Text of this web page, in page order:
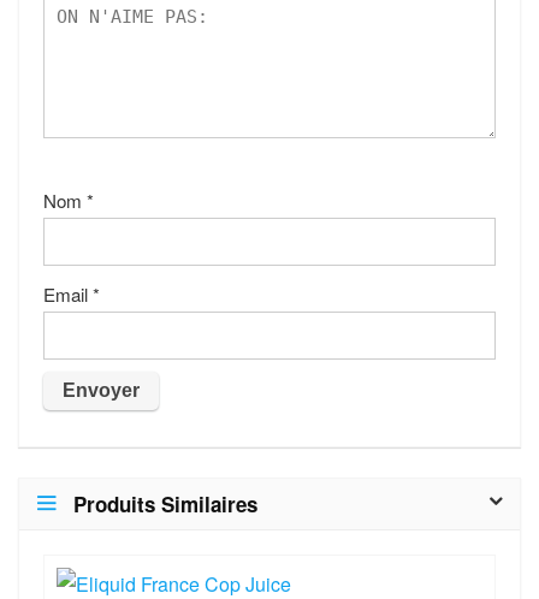
Nom *
Email*
Produits Similaires